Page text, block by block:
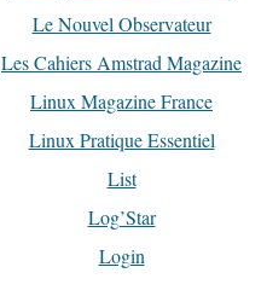
Le Nouvel Observateur
Les Cahiers Amstrad Magazine
Linux Magazine France
Linux Pratique Essentiel
List
Log’Star
Login